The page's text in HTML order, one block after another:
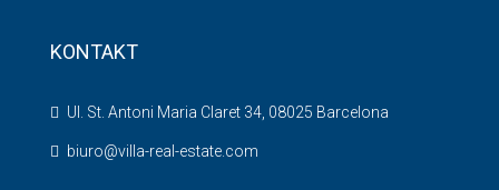
KONTAKT
Ul. St. Antoni Maria Claret 34, 08025 Barcelona
biuro@villa-real-estate.com